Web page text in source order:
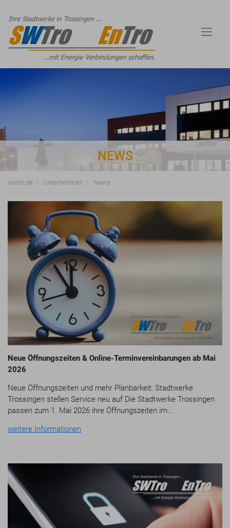
NEWS
swtro.de Unternehmen News
Neue Öffnungszeiten & Online-Terminvereinbarungen ab Mai
2026
Neue Öffnungszeiten und mehr Planbarkeit: Stadtwerke
Trossingen stellen Service neu auf Die Stadtwerke Trossingen
passen zum 1. Mai 2026 ihre Öffnungszeiten im...
weitere Informationen